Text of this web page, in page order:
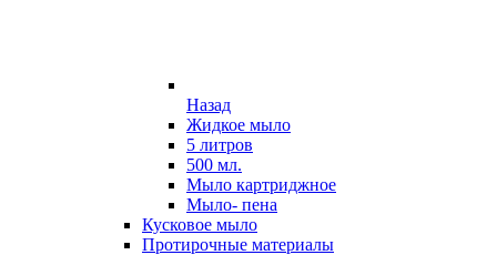
Назад
Жидкое мыло
5 литров
500 мл.
Мыло картриджное
Мыло- пена
Кусковое мыло
Протирочные материалы